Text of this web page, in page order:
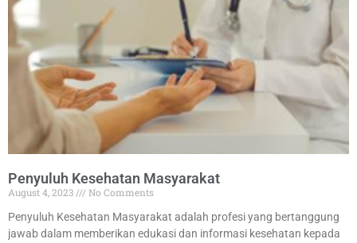
Penyuluh Kesehatan Masyarakat
August 4, 2023
No Comments
Penyuluh Kesehatan Masyarakat adalah profesi yang bertanggung
jawab dalam memberikan edukasi dan informasi kesehatan kepada